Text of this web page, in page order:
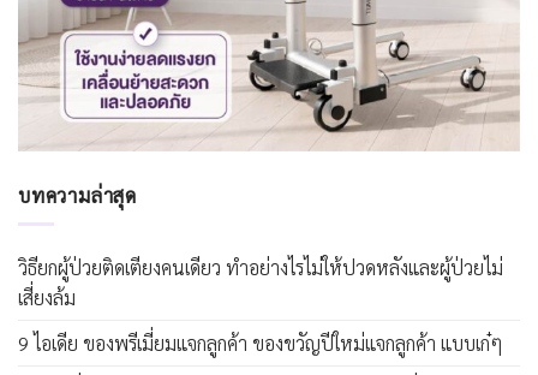
บทความล่าสุด
วิธียกผู้ป่วยติดเตียงคนเดียว ทำอย่างไรไม่ให้ปวดหลังและผู้ป่วยไม่
เสี่ยงล้ม
9 ไอเดีย ของพรีเมี่ยมแจกลูกค้า ของขวัญปีใหม่แจกลูกค้า แบบเก๋ๆ